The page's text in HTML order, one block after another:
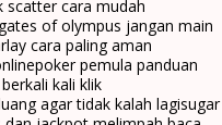
scatter cara mudah
gates of olympus jangan main
cara paling aman
poker pemula panduan
kali klik
agar tidak kalah lagisugar